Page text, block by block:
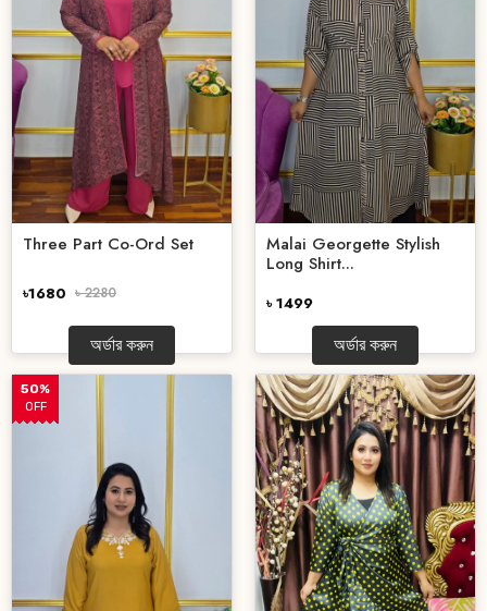
Three Part Co-Ord Set
৳1680 ৳ 2280
অর্ডার করুন
Malai Georgette Stylish
Long Shirt...
৳ 1499
অর্ডার করুন
50%
OFF